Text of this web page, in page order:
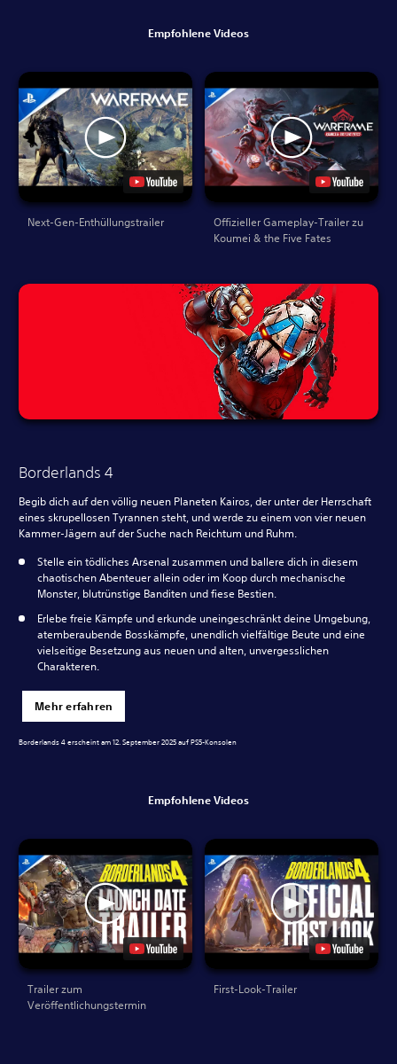
Empfohlene Videos
Next-Gen-Enthüllungstrailer
Offizieller Gameplay-Trailer zu
Koumei & the Five Fates
Borderlands 4
Begib dich auf den völlig neuen Planeten Kairos, der unter der Herrschaft
eines skrupellosen Tyrannen steht, und werde zu einem von vier neuen
Kammer-Jägern auf der Suche nach Reichtum und Ruhm.
Stelle ein tödliches Arsenal zusammen und ballere dich in diesem
chaotischen Abenteuer allein oder im Koop durch mechanische
Monster, blutrünstige Banditen und fiese Bestien.
Erlebe freie Kämpfe und erkunde uneingeschränkt deine Umgebung,
atemberaubende Bosskämpfe, unendlich vielfältige Beute und eine
vielseitige Besetzung aus neuen und alten, unvergesslichen
Charakteren.
Mehr erfahren
Borderlands 4 erscheint am 12. September 2025 auf PS5-Konsolen
Empfohlene Videos
Trailer zum
Veröffentlichungstermin
First-Look-Trailer